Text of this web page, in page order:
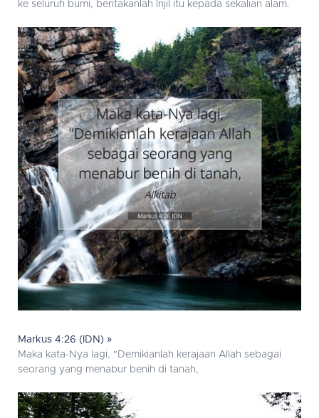
ke seluruh bumi, beritakanlah Injil itu kepada sekalian alam.
Markus 4:26 (IDN) »
Maka kata-Nya lagi, "Demikianlah kerajaan Allah sebagai
seorang yang menabur benih di tanah,